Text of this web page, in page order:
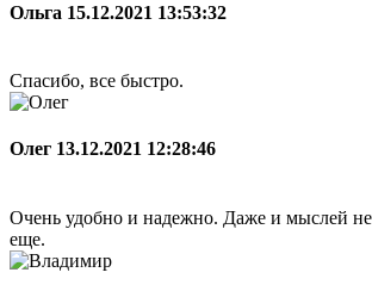
Ольга 15.12.2021 13:53:32
Спасибо, все быстро.
Олег 13.12.2021 12:28:46
Очень удобно и надежно. Даже и мыслей
еще.